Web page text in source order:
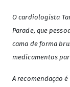
O cardiologista
Parade, que
cama de forma
medicamentos
A recomendação